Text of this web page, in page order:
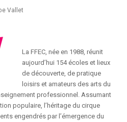
Vallet
La FFEC, née en 1988, réunit
aujourd’hui 154 écoles et lieux
de découverte, de pratique
loisirs et amateurs des arts du
professionnel. Assumant
populaire, l’héritage du cirque
engendrés par l’émergence du